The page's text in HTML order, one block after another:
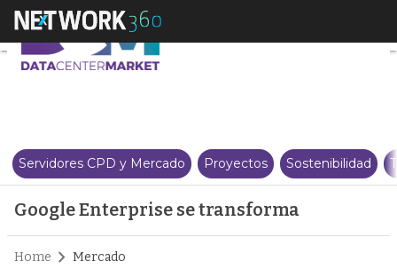
Google Enterprise se
Servidores CPD y Mercado Proyectos Sostenibilidad
Google Enterprise se transforma
Home Mercado